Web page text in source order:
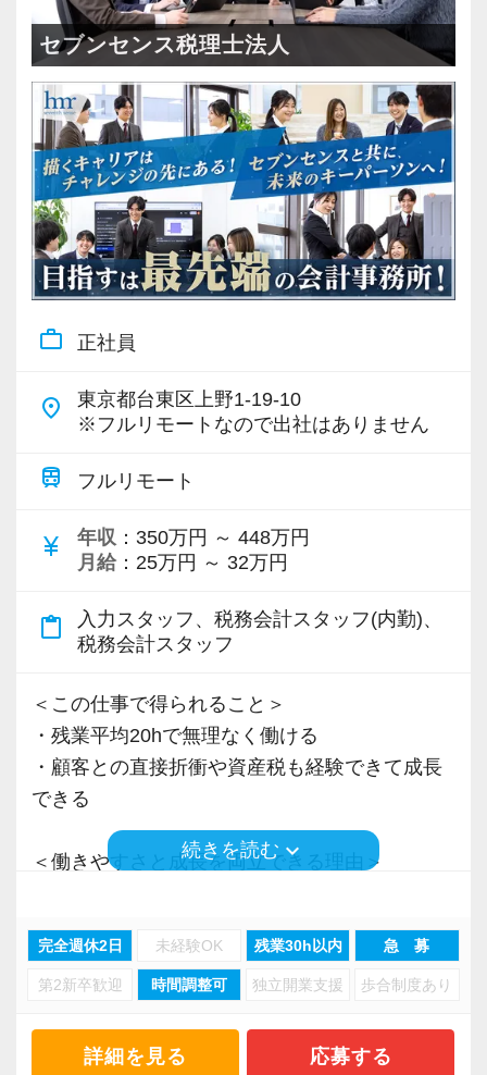
＜成長中の税理士法人＞
・全国14拠点で事業展開
・従業員240名以上に拡大
・会計・税務・財務・労務まで対応
・専門家が在籍しワンストップ支援
＜学びを後押し＞
・書籍購入費／研修費は全額会社負担
・隔月で税法・実務の学習会あり
・資格取得を目指す社員が多数
＜募集の背景＞
・組織力強化に向けた採用
Q. 当事務所を選んだ理由は？
A. 幅広い業務を経験できる点に魅力を感じ、入
所を決めました。
A. さまざまな業務を任せてもらえるので、以前
より成長スピードが上がったと感じています。
Q. 職場の雰囲気は？
A. 上司や先輩に相談しやすく、風通しの良い職
場だと感じています。
・税務経験を活かして成長したい方
・キャリアアップ志向のある方
・顧客対応や提案業務に挑戦したい方
セブンセンス税理士法人
work_outline 正社員
place
東京都台東区上野1-19-10
※フルリモートなので出社はありません
train フルリモート
currency_yen 年収 ：350万円 ～ 448万円
月給 ：25万円 ～ 32万円
content_paste
入力スタッフ、税務会計スタッフ(内勤)、
税務会計スタッフ
＜この仕事で得られること＞
・残業平均20hで無理なく働ける
・顧客との直接折衝や資産税も経験できて成長
できる
＜働きやすさと成長を両立できる理由＞
・分業体制で業務負担を軽減
・顧客対応や提案業務に集中可能
・資産税や相続など専門性の高い案件あり
・経験値が自然と積み上がる環境
続きを読むkeyboard_arrow_down
完全週休2日 未経験OK 残業30h以内 急 募
第2新卒歓迎 時間調整可 独立開業支援 歩合制度あり
詳細を見る 応募する